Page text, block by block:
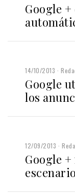
Google
14/10/2013
Google
los
12/09/2013
Google